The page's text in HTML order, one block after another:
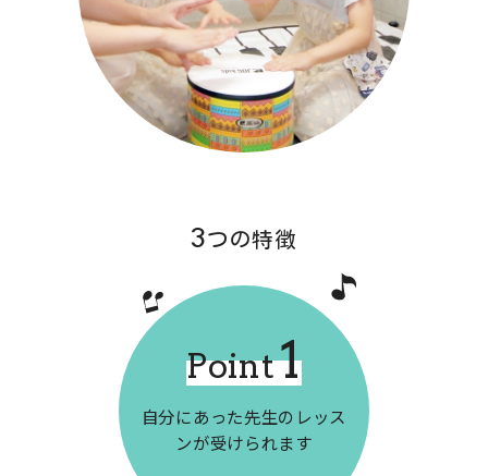
3つの特徴
Point1
自分にあった先生の レッス
ンが受けられます